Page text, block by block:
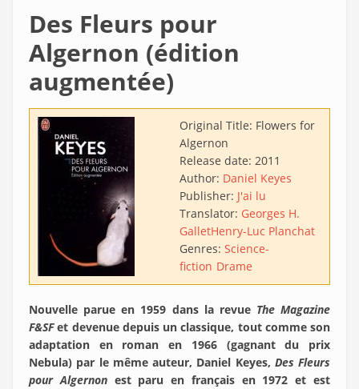
Des Fleurs pour
Algernon (édition
augmentée)
Original Title: Flowers for
Algernon
Release date: 2011
Author: Daniel Keyes
Publisher: J'ai lu
Translator: Georges H.
GalletHenry-Luc Planchat
Genres: Science-
fiction Drame
Nouvelle parue en 1959 dans la revue The Magazine
F&SFet devenue depuis un classique, tout comme son
adaptation en roman en 1966 (gagnant du prix
Nebula) par le même auteur, Daniel Keyes, Des Fleurs
pour Algernonest paru en français en 1972 et est